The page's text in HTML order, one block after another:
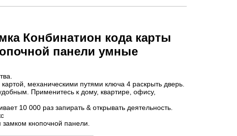
Конбинатион кода карты
панели умные
механическими путями ключа 4 раскрыть дверь.
Применитесь к дому, квартире, офису,
10 000 раз запирать & открывать деятельность.
кнопочной панели.